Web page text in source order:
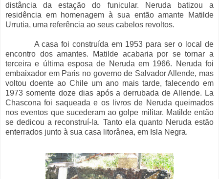
distância da estação do funicular. Neruda batizou a
residência em homenagem à sua então amante Matilde
Urrutia, uma referência ao seus cabelos revoltos.
A casa foi construída em 1953 para ser o local de
encontro dos amantes. Matilde acabaria por se tornar a
terceira e última esposa de Neruda em 1966. Neruda foi
embaixador em Paris no governo de Salvador Allende, mas
voltou doente ao Chile um ano mais tarde, falecendo em
1973 somente doze dias após a derrubada de Allende. La
Chascona foi saqueada e os livros de Neruda queimados
nos eventos que sucederam ao golpe militar. Matilde então
se dedicou a reconstruí-la. Tanto ela quanto Neruda estão
enterrados junto à sua casa litorânea, em Isla Negra.